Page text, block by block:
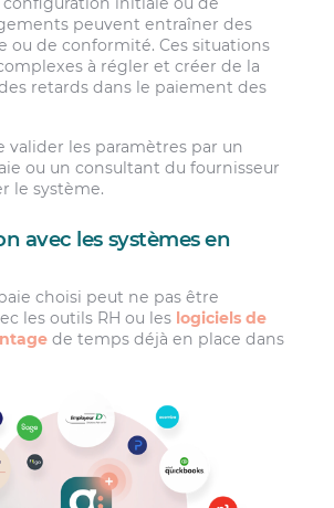
peuvent entraîner des
ou de conformité. Ces situations
à régler et créer de la
retards dans le paiement des
valider les paramètres par un
ou un consultant du fournisseur
le système.
avec les systèmes en
choisi peut ne pas être
les outils RH ou les logiciels de
de temps déjà en place dans